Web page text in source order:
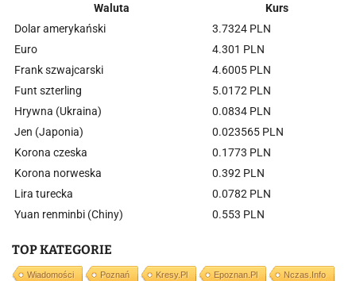
Waluta
Kurs
Dolar amerykański
3.7324 PLN
Euro
4.301 PLN
Frank szwajcarski
4.6005 PLN
Funt szterling
5.0172 PLN
Hrywna (Ukraina)
0.0834 PLN
Jen (Japonia)
0.023565 PLN
Korona czeska
0.1773 PLN
Korona norweska
0.392 PLN
Lira turecka
0.0782 PLN
Yuan renminbi (Chiny)
0.553 PLN
TOP KATEGORIE
Wiadomości Poznań Kresy.pl Epoznan.pl Nczas.info